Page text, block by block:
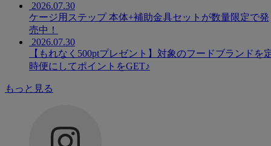
2026.07.30
ケージ用ステップ 本体+補助金具セットが数量限定で発
売中！
2026.07.30
【もれなく500ptプレゼント】対象のフードブランドを
時便にしてポイントをGET♪
もっと見る